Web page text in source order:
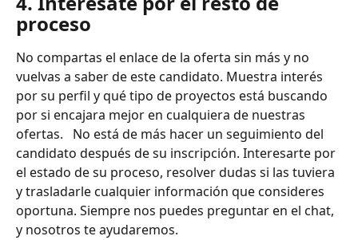
proceso
No compartas el enlace de la oferta sin más y no
vuelvas a saber de este candidato. Muestra interés
por su perfil y qué tipo de proyectos está buscando
por si encajara mejor en cualquiera de nuestras
ofertas.   No está de más hacer un seguimiento del
candidato después de su inscripción. Interesarte por
el estado de su proceso, resolver dudas si las tuviera
y trasladarle cualquier información que consideres
oportuna. Siempre nos puedes preguntar en el chat,
y nosotros te ayudaremos.